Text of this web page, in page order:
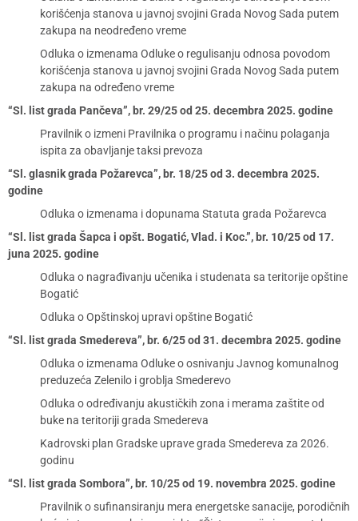
korišćenja stanova u javnoj svojini Grada Novog Sada putem
zakupa na neodređeno vreme
Odluka o izmenama Odluke o regulisanju odnosa povodom
korišćenja stanova u javnoj svojini Grada Novog Sada putem
zakupa na određeno vreme
“Sl. list grada Pančeva”, br. 29/25 od 25. decembra 2025. godine
Pravilnik o izmeni Pravilnika o programu i načinu polaganja
ispita za obavljanje taksi prevoza
“Sl. glasnik grada Požarevca”, br. 18/25 od 3. decembra 2025.
godine
Odluka o izmenama i dopunama Statuta grada Požarevca
“Sl. list grada Šapca i opšt. Bogatić, Vlad. i Koc.”, br. 10/25 od 17.
juna 2025. godine
Odluka o nagrađivanju učenika i studenata sa teritorije opštine
Bogatić
Odluka o Opštinskoj upravi opštine Bogatić
“Sl. list grada Smedereva”, br. 6/25 od 31. decembra 2025. godine
Odluka o izmenama Odluke o osnivanju Javnog komunalnog
preduzeća Zelenilo i groblja Smederevo
Odluka o određivanju akustičkih zona i merama zaštite od
buke na teritoriji grada Smedereva
Kadrovski plan Gradske uprave grada Smedereva za 2026.
godinu
“Sl. list grada Sombora”, br. 10/25 od 19. novembra 2025. godine
Pravilnik o sufinansiranju mera energetske sanacije, porodičnih